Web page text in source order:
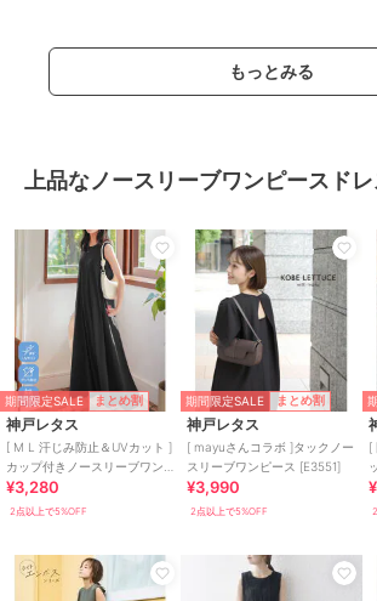
もっとみる
上品なノースリーブワンピースドレ
期間限定SALE まとめ割
神戸レタス
[ M L 汗じみ防止＆UVカット ]
カップ付きノースリーブワン
ピース [E3519]
¥3,280
2点以上で5%OFF
期間限定SALE まとめ割
神戸レタス
[ mayuさんコラボ ]タックノー
スリーブワンピース [E3551]
¥3,990
2点以上で5%OFF
[